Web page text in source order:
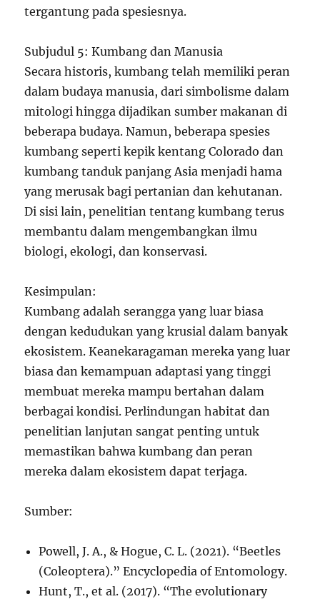
tergantung pada spesiesnya.
Subjudul 5: Kumbang dan Manusia
Secara historis, kumbang telah memiliki peran
dalam budaya manusia, dari simbolisme dalam
mitologi hingga dijadikan sumber makanan di
beberapa budaya. Namun, beberapa spesies
kumbang seperti kepik kentang Colorado dan
kumbang tanduk panjang Asia menjadi hama
yang merusak bagi pertanian dan kehutanan.
Di sisi lain, penelitian tentang kumbang terus
membantu dalam mengembangkan ilmu
biologi, ekologi, dan konservasi.
Kesimpulan:
Kumbang adalah serangga yang luar biasa
dengan kedudukan yang krusial dalam banyak
ekosistem. Keanekaragaman mereka yang luar
biasa dan kemampuan adaptasi yang tinggi
membuat mereka mampu bertahan dalam
berbagai kondisi. Perlindungan habitat dan
penelitian lanjutan sangat penting untuk
memastikan bahwa kumbang dan peran
mereka dalam ekosistem dapat terjaga.
Sumber:
Powell, J. A., & Hogue, C. L. (2021). “Beetles
(Coleoptera).” Encyclopedia of Entomology.
Hunt, T., et al. (2017). “The evolutionary